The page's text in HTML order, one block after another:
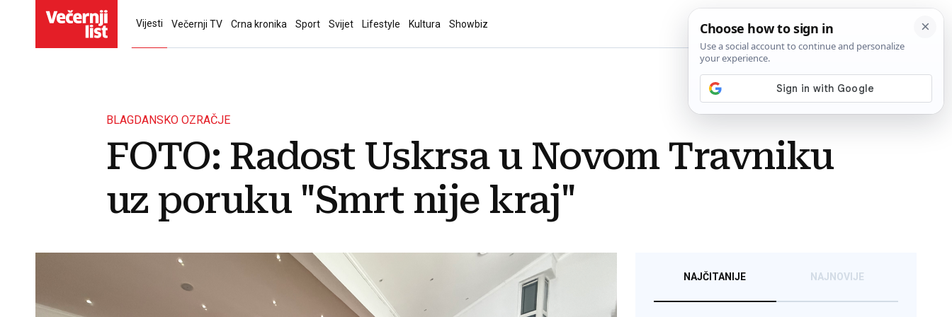
Vijesti Večernji TV Crna kronika Sport Svijet Lifestyle Kultura Showbiz
BLAGDANSKO OZRAČJE
FOTO: Radost Uskrsa u Novom Travniku
uz poruku "Smrt nije kraj"
NAJČITANIJE NAJNOVIJE